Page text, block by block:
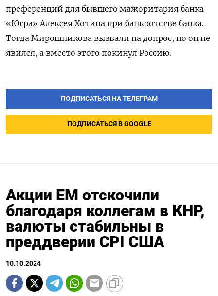
преференций для бывшего мажоритария банка
«Югра» Алексея Хотина при банкротстве банка.
Тогда Мирошникова вызвали на допрос, но он не
явился, а вместо этого покинул Россию.
ПОДПИСАТЬСЯ НА ТЕЛЕГРАМ
ПОДПИСАТЬСЯ В GOOGLE
Акции ЕМ отскочили
благодаря коллегам в КНР,
валюты стабильны в
преддверии CPI США
10.10.2024